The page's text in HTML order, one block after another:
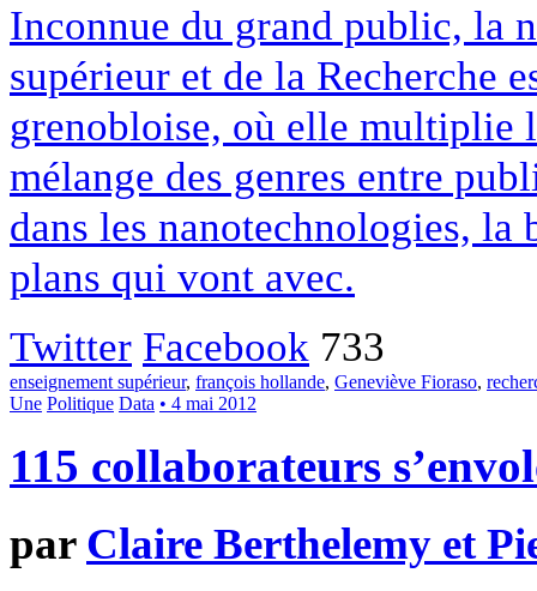
Inconnue du grand public, la
supérieur et de la Recherche
grenobloise, où elle multiplie
mélange des genres entre
dans les nanotechnologies, la
plans qui vont avec.
Twitter Facebook 733
enseignement supérieur, françois hollande, Geneviève Fioraso,
Une Politique Data • 4 mai 2012
115 collaborateurs
par Claire Berthelemy et